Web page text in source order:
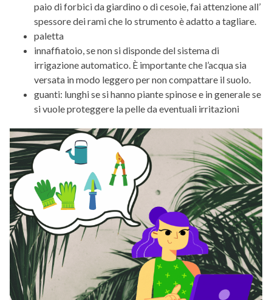
paio di forbici da giardino o di cesoie, fai attenzione all’
spessore dei rami che lo strumento è adatto a tagliare.
paletta
innaffiatoio, se non si disponde del sistema di
irrigazione automatico. È importante che l’acqua sia
versata in modo leggero per non compattare il suolo.
guanti: lunghi se si hanno piante spinose e in generale se
si vuole proteggere la pelle da eventuali irritazioni